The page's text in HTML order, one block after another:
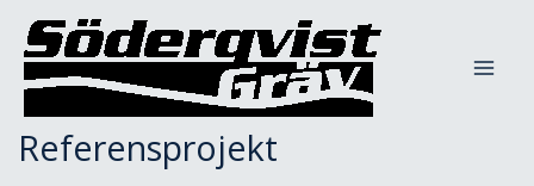
Hoppa
innehåll
Referensprojekt